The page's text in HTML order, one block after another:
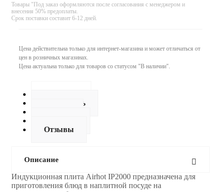
Товары "Под заказ оформляются после согласования с менеджером и
внесения 50% предоплаты.
Срок поставки составит 6-12 дней.
Цена действительна только для интернет-магазина и может отличаться от
цен в розничных магазинах.
Цена актуальна только для товаров со статусом "В наличии".
Как купить
Отзывы
Описание
Индукционная плита Airhot IP2000 предназначена для
приготовления блюд в наплитной посуде на